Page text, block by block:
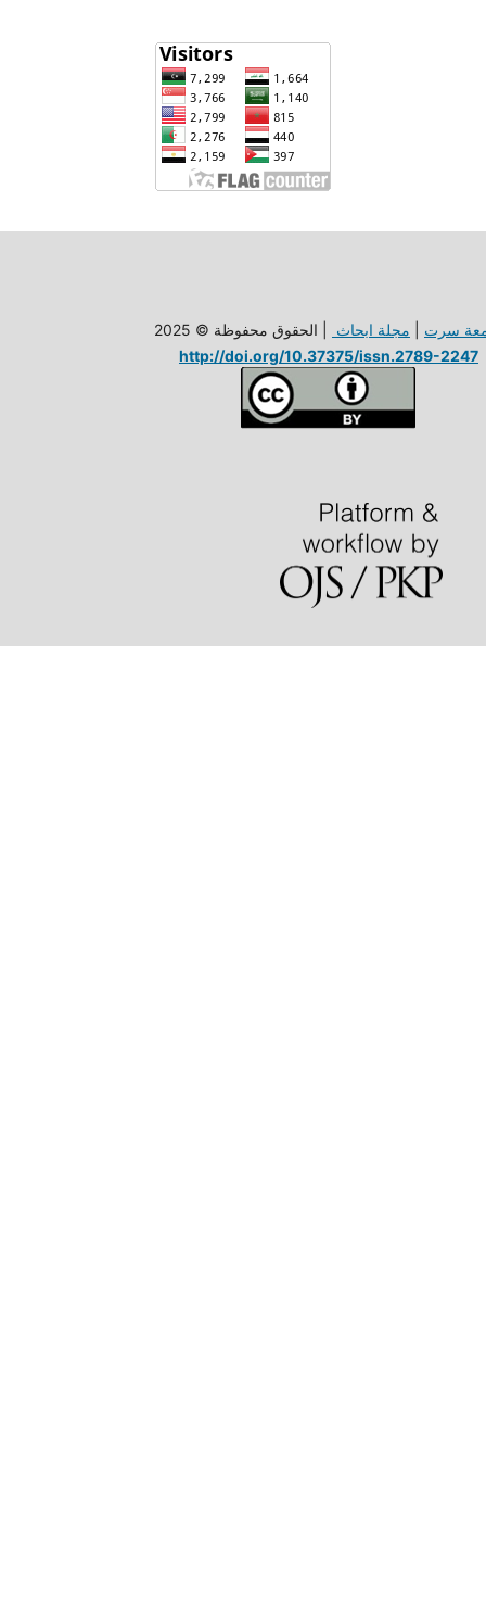
سرت مجلة ابحاث
| الحقوق محفوظة © 2025
http://doi.org/10.37375/issn.2789-2247